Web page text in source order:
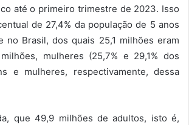
até o primeiro trimestre de 2023. Isso
de 27,4% da população de 5 anos
no Brasil, dos quais 25,1 milhões eram
mulheres (25,7% e 29,1% dos
e mulheres, respectivamente, dessa
que 49,9 milhões de adultos, isto é,